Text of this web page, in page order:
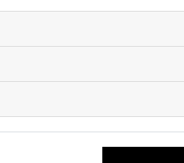
an die Göttinger